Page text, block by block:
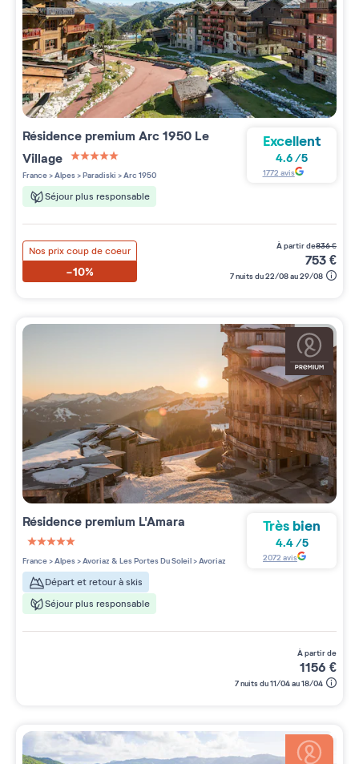
Résidence premium Arc 1950 Le
Village
5 étoiles sur 5
France>Alpes>Paradiski >Arc 1950
Séjour plus responsable
Excellent
4.6 /5
1772 avis
Nos prix coup de coeur
-10%
à partir de836€
753€
7 nuits du 22/08 au 29/08
Résidence premium L'Amara
5 étoiles sur 5
France>Alpes>Avoriaz & Les Portes Du Soleil>Avoriaz
Départ et retour à skis
Séjour plus responsable
Très bien
4.4/5
2072 avis
à partir de
1156 €
7 nuits du 11/04 au 18/04